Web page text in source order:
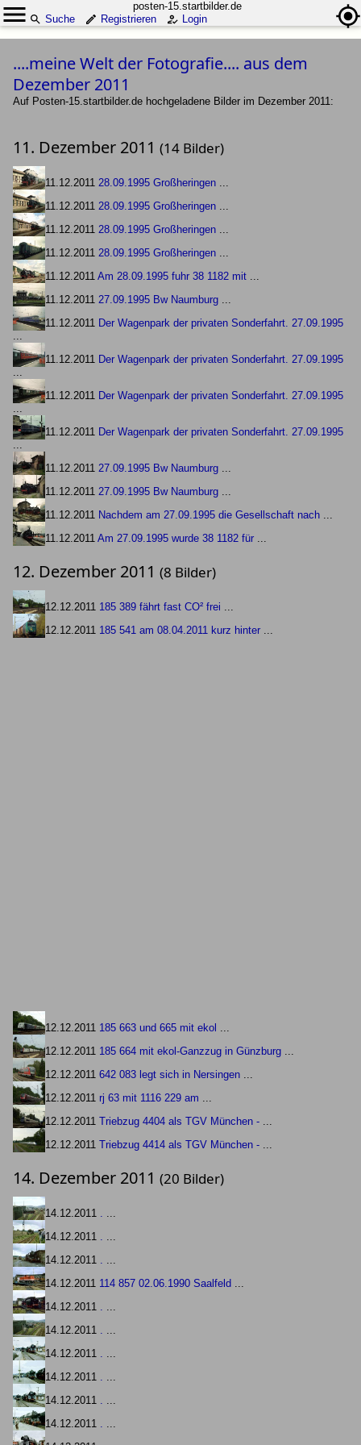
posten-15.startbilder.de
Suche
Registrieren Login
....meine Welt der Fotografie.... aus dem
Dezember 2011
Auf Posten-15.startbilder.de hochgeladene Bilder im Dezember 2011:
11. Dezember 2011 (14 Bilder)
11.12.2011 28.09.1995 Großheringen ...
11.12.2011 28.09.1995 Großheringen ...
11.12.2011 28.09.1995 Großheringen ...
11.12.2011 28.09.1995 Großheringen ...
11.12.2011 Am 28.09.1995 fuhr 38 1182 mit ...
11.12.2011 27.09.1995 Bw Naumburg ...
11.12.2011 Der Wagenpark der privaten Sonderfahrt. 27.09.1995
...
11.12.2011 Der Wagenpark der privaten Sonderfahrt. 27.09.1995
...
11.12.2011 Der Wagenpark der privaten Sonderfahrt. 27.09.1995
...
11.12.2011 Der Wagenpark der privaten Sonderfahrt. 27.09.1995
...
11.12.2011 27.09.1995 Bw Naumburg ...
11.12.2011 27.09.1995 Bw Naumburg ...
11.12.2011 Nachdem am 27.09.1995 die Gesellschaft nach ...
11.12.2011 Am 27.09.1995 wurde 38 1182 für ...
12. Dezember 2011 (8 Bilder)
12.12.2011 185 389 fährt fast CO² frei ...
12.12.2011 185 541 am 08.04.2011 kurz hinter ...
12.12.2011 185 663 und 665 mit ekol ...
12.12.2011 185 664 mit ekol-Ganzzug in Günzburg ...
12.12.2011 642 083 legt sich in Nersingen ...
12.12.2011 rj 63 mit 1116 229 am ...
12.12.2011 Triebzug 4404 als TGV München - ...
12.12.2011 Triebzug 4414 als TGV München - ...
14. Dezember 2011 (20 Bilder)
14.12.2011 . ...
14.12.2011 . ...
14.12.2011 . ...
14.12.2011 114 857 02.06.1990 Saalfeld ...
14.12.2011 . ...
14.12.2011 . ...
14.12.2011 . ...
14.12.2011 . ...
14.12.2011 . ...
14.12.2011 . ...